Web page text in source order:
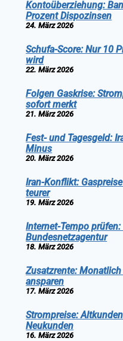
Kontoüberziehung:
Prozent Dispozinsen
24. März 2026
Schufa-Score: Nur 10
wird
22. März 2026
Folgen Gaskrise:
sofort merkt
21. März 2026
Fest- und Tagesgeld:
Minus
20. März 2026
Iran-Konflikt:
teurer
19. März 2026
Internet-Tempo
Bundesnetzagentur
18. März 2026
Zusatzrente:
ansparen
17. März 2026
Strompreise:
Neukunden
16. März 2026